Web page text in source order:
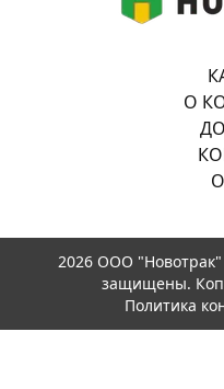
О
2026 ООО
защищены.
Политика